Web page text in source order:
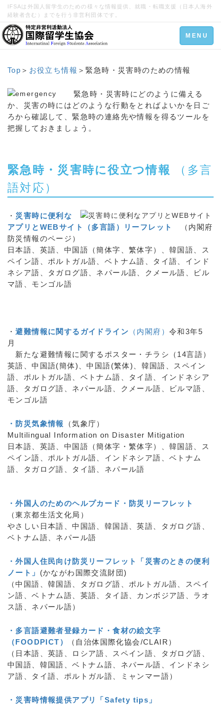
IFSAは外国人留学生のための様々な情報提供、就職・転職支援（日本人海外
経験者含む）までを行う非営利団体です。
Toggle
navigation
MENU
Top ＞ お役立ち情報 ＞緊急時・災害時のための情報
緊急時・災害時にどのように備える
か、災害の時にはどのような行動をとればよいかを日ご
ろから確認して、緊急時の連絡先や情報を得るツールを
把握しておきましょう。
緊急時・災害時に役立つ情報
（多言
語対応）
・ 災害時に便利な
アプリとWEBサイト（多言語）リーフレット
（内閣府
防災情報のページ）
日本語、英語、中国語（簡体字、繁体字）、韓国語、ス
ペイン語、ポルトガル語、ベトナム語、タイ語、インド
ネシア語、タガログ語、ネパール語、クメール語、ビル
マ語、モンゴル語
・避難情報に関するガイドライン （内閣府）令和3年5
月
新たな避難情報に関するポスター・チラシ（14言語）
英語、中国語(簡体)、中国語(繁体)、韓国語、スペイン
語、ポルトガル語、ベトナム語、タイ語、インドネシア
語、タガログ語、ネパール語、クメール語、ビルマ語、
モンゴル語
・防災気象情報
（気象庁）
Multilingual Information on Disaster Mitigation
日本語、英語、中国語（簡体字・繁体字）、韓国語、ス
ペイン語、ポルトガル語、インドネシア語、ベトナム
語、タガログ語、タイ語、ネパール語
・外国人のためのヘルプカード・防災リーフレット
（東京都生活文化局）
やさしい日本語、中国語、韓国語、英語、タガログ語、
ベトナム語、ネパール語
・外国人住民向け防災リーフレット「災害のときの便利
ノート」 (かながわ国際交流財団)
（中国語、韓国語、タガログ語、ポルトガル語、スペイ
ン語、ベトナム語、英語、タイ語、カンボジア語、ラオ
ス語、ネパール語）
・多言語避難者登録カード・食材の絵文字
（FOODPICT）
（自治体国際化協会/CLAIR）
（日本語、英語、ロシア語、スペイン語、タガログ語、
中国語、韓国語、ベトナム語、ネパール語、インドネシ
ア語、タイ語、ポルトガル語、ミャンマー語）
・災害時情報提供アプリ「Safety tips」